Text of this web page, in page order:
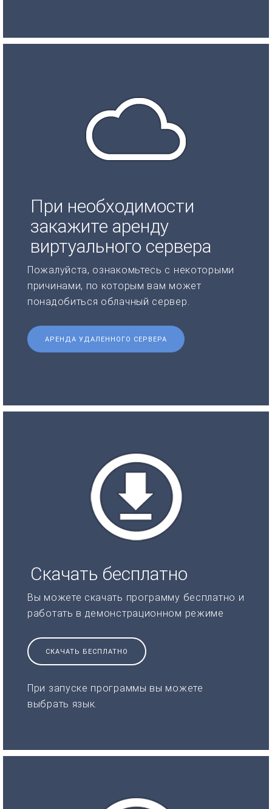
При необходимости
закажите аренду
виртуального сервера
Пожалуйста, ознакомьтесь с некоторыми
причинами, по которым вам может
понадобиться облачный сервер.
АРЕНДА УДАЛЕННОГО СЕРВЕРА
Скачать бесплатно
Вы можете скачать программу бесплатно и
работать в демонстрационном режиме
СКАЧАТЬ БЕСПЛАТНО
При запуске программы вы можете
выбрать язык.